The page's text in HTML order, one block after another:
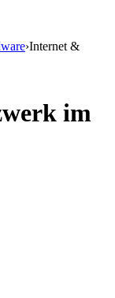
›Internet &
im